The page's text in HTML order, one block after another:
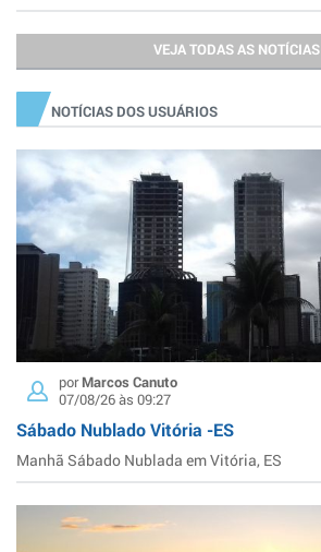
VEJA TODAS AS NOTÍCIAS
NOTÍCIAS DOS USUÁRIOS
porMarcos Canuto
07/08/26 às 09:27
Sábado Nublado Vitória -ES
Manhã Sábado Nublada em Vitória, ES